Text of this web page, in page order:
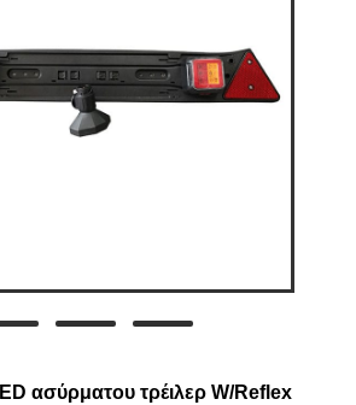
ασύρματου τρέιλερ W/Reflex